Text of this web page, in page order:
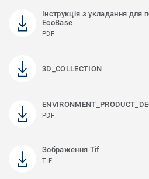
Інструкція з укладання для
EcoBase
PDF
3D_COLLECTION
PDF
Зображення Tif
TIF